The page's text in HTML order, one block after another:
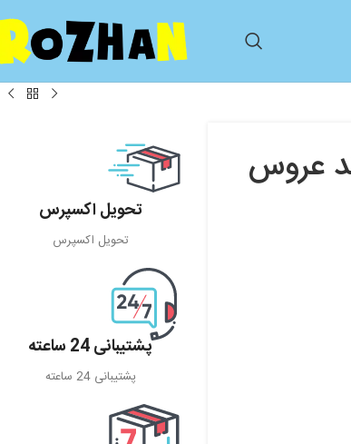
برند عروس
تحویل اکسپرس
تحویل اکسپرس
پشتیبانی 24 ساعته
پشتیبانی 24 ساعته